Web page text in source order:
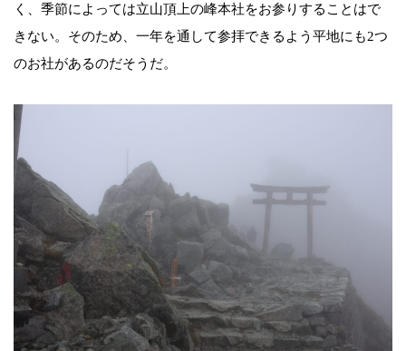
く、季節によっては立山頂上の峰本社をお参りすることはで
きない。そのため、一年を通して参拝できるよう平地にも2つ
のお社があるのだそうだ。